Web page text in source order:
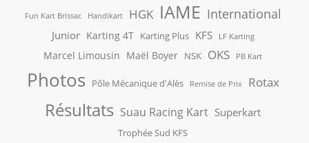
Fun Kart Brissac Handikart HGK IAME International
Junior Karting 4T Karting Plus KFS LF Karting
Marcel Limousin Maël Boyer NSK OKS PB Kart
Photos Pôle Mécanique d'Alès Remise de Prix Rotax
Résultats Suau Racing Kart Superkart
Trophée Sud KFS